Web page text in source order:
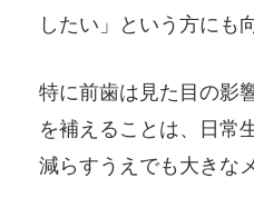
したい」という方にも
特に前歯は見た目の影
を補えることは、日常
減らすうえでも大きな